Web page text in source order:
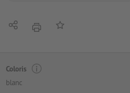
PartagerimprimerAjouter à liste d'article
Coloris
blanc